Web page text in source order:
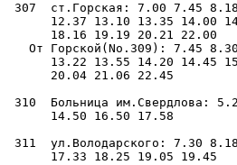
307  ст.Горская: 7.00 7.45
12.37 13.10 13.35 14.00
      18.16 19.19 20.21 22.00
От Горской(No.309): 7.45
13.22 13.55 14.20 14.45
      20.04 21.06 22.45
310  Больница им.Свердлова:
      14.50 16.50 17.58
311  ул.Володарского: 7.30
      17.33 18.25 19.05 19.45